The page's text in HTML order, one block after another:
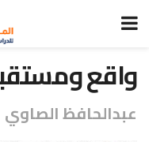
واقع
عبدالحافظ الصاوي